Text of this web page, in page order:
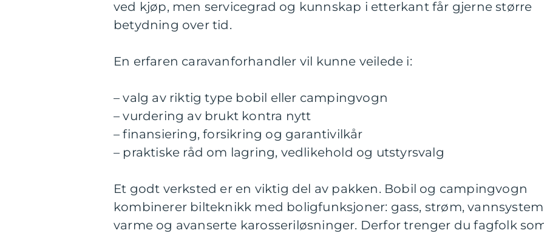
ved kjøp, men servicegrad og kunnskap i etterkant får gjerne større
betydning over tid.
En erfaren caravanforhandler vil kunne veilede i:
– valg av riktig type bobil eller campingvogn
– vurdering av brukt kontra nytt
– finansiering, forsikring og garantivilkår
– praktiske råd om lagring, vedlikehold og utstyrsvalg
Et godt verksted er en viktig del av pakken. Bobil og campingvogn
kombinerer bilteknikk med boligfunksjoner: gass, strøm,
varme og avanserte karosseriløsninger. Derfor trenger du fagfolk